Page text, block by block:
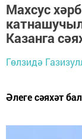
Махсус
Казанга
Гөлзидә
Әлеге сәяхәт